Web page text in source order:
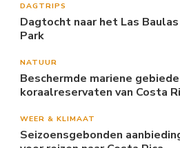
DAGTRIPS
Dagtocht naar het Las
Park
NATUUR
Beschermde mariene
koraalreservaten van Costa
WEER & KLIMAAT
Seizoensgebonden